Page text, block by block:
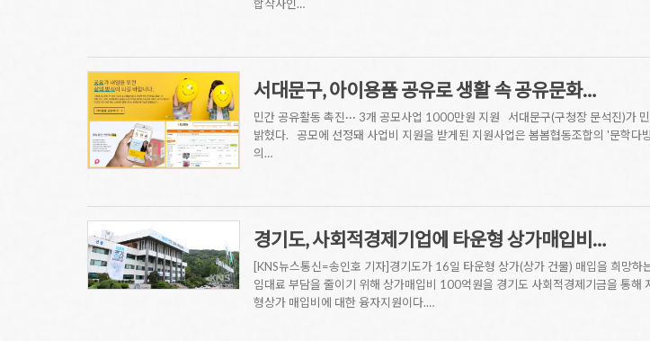
합작사인…
서대문구, 아이용품 공유로 생활 속 공유문화…
민간 공유활동 촉진··· 3개 공모사업 1000만원 지원 서대문구(구청장 문석진)가
밝혔다. 공모에 선정돼 사업비 지원을 받게된 지원사업은 봄봄협동조합의 '문학
의…
경기도, 사회적경제기업에 타운형 상가매입비…
[KNS뉴스통신=송인호 기자]경기도가 16일 타운형 상가(상가 건물) 매입을 희망
임대료 부담을 줄이기 위해 상가매입비 100억원을 경기도 사회적경제기금을 통
형상가 매입비에 대한 융자지원이다.…